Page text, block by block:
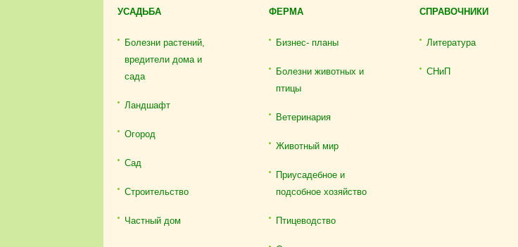
УСАДЬБА
Болезни растений,
вредители дома и
сада
Ландшафт
Огород
Сад
Строительство
Частный дом
ФЕРМА
Бизнес- планы
Болезни животных и
птицы
Ветеринария
Животный мир
Приусадебное и
подсобное хозяйство
Птицеводство
СПРАВОЧНИКИ
Литература
СНиП